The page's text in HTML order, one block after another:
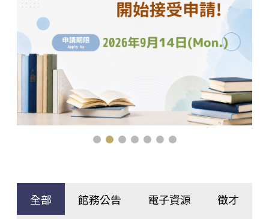
全部 館務公告 電子資源 徵才